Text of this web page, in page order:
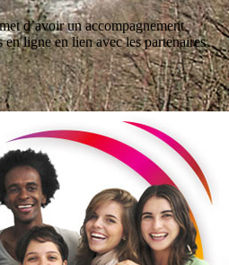
d’avoir un accompagnement
ligne en lien avec les partenaires